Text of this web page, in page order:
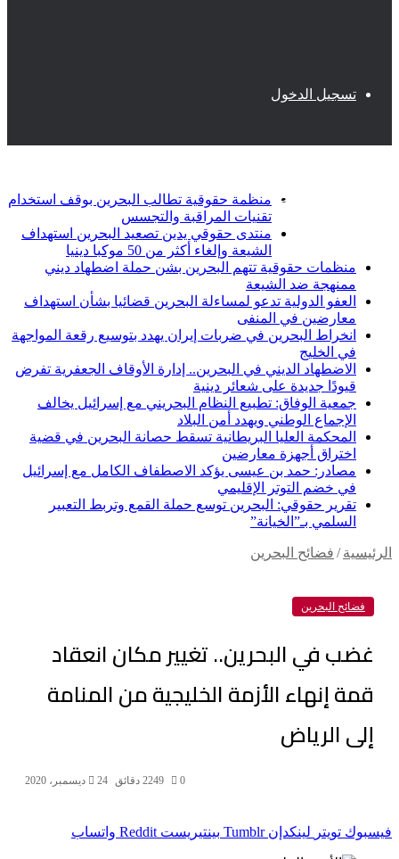
تسجيل الدخول
فيسبوك
منظمة حقوقية تطالب البحرين بوقف استخدام
تقنيات المراقبة والتجسس
منتدى حقوقي يدين تصعيد البحرين استهداف
الشيعة وإلغاء أكثر من 50 موكبا دينيا
منظمات حقوقية تتهم البحرين بشن حملة اضطهاد ديني
ممنهجة ضد الشيعة
العفو الدولية تدعو لمساءلة البحرين قضائيا بشأن استهداف
معارضين في المنفى
انخراط البحرين في ضربات إيران يهدد بتوسيع رقعة المواجهة
في الخليج
الاضطهاد الديني في البحرين.. إدارة الأوقاف الجعفرية تفرض
قيودًا جديدة على شعائر دينية
جمعية الوفاق: تطبيع النظام البحريني مع إسرائيل يخالف
الإجماع الوطني ويهدد أمن البلاد
المحكمة العليا البريطانية تسقط حصانة البحرين في قضية
اختراق أجهزة معارضين
مصادر: حمد بن عيسى يؤكد الاصطفاف الكامل مع إسرائيل
في خضم التوتر الإقليمي
تقرير حقوقي: البحرين توسع حملة القمع وتربط التعبير
السلمي بـ”الخيانة”
الرئيسية /فضائح البحرين
فضائح البحرين
غضب في البحرين.. تغيير مكان انعقاد
قمة إنهاء الأزمة الخليجية من المنامة
إلى الرياض
24 ديسمبر، 2020 0
2492 دقائق
فيسبوك تويتر لينكدإن بينتيريست واتساب